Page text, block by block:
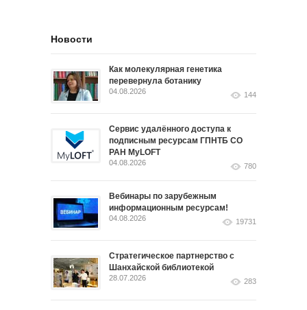
Новости
Как молекулярная генетика
перевернула ботанику
04.08.2026 144
Сервис удалённого доступа к
подписным ресурсам ГПНТБ СО
РАН MyLOFT
04.08.2026 780
Вебинары по зарубежным
информационным ресурсам!
04.08.2026 19731
Стратегическое партнерство с
Шанхайской библиотекой
28.07.2026 283